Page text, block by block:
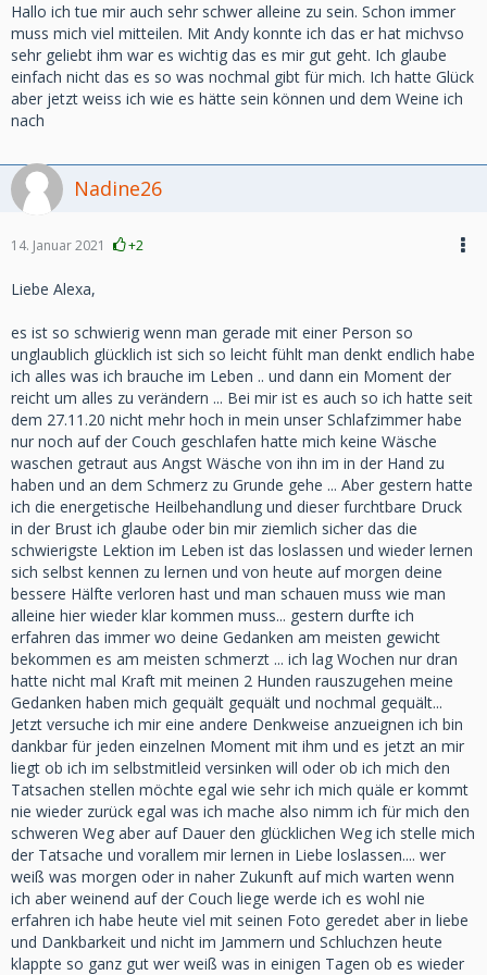
Hallo ich tue mir auch sehr schwer alleine zu sein. Schon immer
muss mich viel mitteilen. Mit Andy konnte ich das er hat michvso
sehr geliebt ihm war es wichtig das es mir gut geht. Ich glaube
einfach nicht das es so was nochmal gibt für mich. Ich hatte Glück
aber jetzt weiss ich wie es hätte sein können und dem Weine ich
nach
Nadine26
14. Januar 2021 +2
Liebe Alexa,
es ist so schwierig wenn man gerade mit einer Person so
unglaublich glücklich ist sich so leicht fühlt man denkt endlich habe
ich alles was ich brauche im Leben .. und dann ein Moment der
reicht um alles zu verändern ... Bei mir ist es auch so ich hatte seit
dem 27.11.20 nicht mehr hoch in mein unser Schlafzimmer habe
nur noch auf der Couch geschlafen hatte mich keine Wäsche
waschen getraut aus Angst Wäsche von ihn im in der Hand zu
haben und an dem Schmerz zu Grunde gehe ... Aber gestern hatte
ich die energetische Heilbehandlung und dieser furchtbare Druck
in der Brust ich glaube oder bin mir ziemlich sicher das die
schwierigste Lektion im Leben ist das loslassen und wieder lernen
sich selbst kennen zu lernen und von heute auf morgen deine
bessere Hälfte verloren hast und man schauen muss wie man
alleine hier wieder klar kommen muss... gestern durfte ich
erfahren das immer wo deine Gedanken am meisten gewicht
bekommen es am meisten schmerzt ... ich lag Wochen nur dran
hatte nicht mal Kraft mit meinen 2 Hunden rauszugehen meine
Gedanken haben mich gequält gequält und nochmal gequält...
Jetzt versuche ich mir eine andere Denkweise anzueignen ich bin
dankbar für jeden einzelnen Moment mit ihm und es jetzt an mir
liegt ob ich im selbstmitleid versinken will oder ob ich mich den
Tatsachen stellen möchte egal wie sehr ich mich quäle er kommt
nie wieder zurück egal was ich mache also nimm ich für mich den
schweren Weg aber auf Dauer den glücklichen Weg ich stelle mich
der Tatsache und vorallem mir lernen in Liebe loslassen.... wer
weiß was morgen oder in naher Zukunft auf mich warten wenn
ich aber weinend auf der Couch liege werde ich es wohl nie
erfahren ich habe heute viel mit seinen Foto geredet aber in liebe
und Dankbarkeit und nicht im Jammern und Schluchzen heute
klappte so ganz gut wer weiß was in einigen Tagen ob es wieder